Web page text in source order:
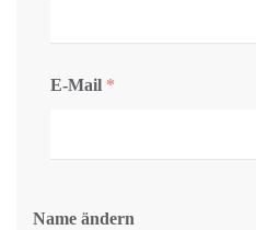
E-Mail *
Name ändern